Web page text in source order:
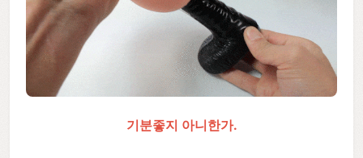
기분좋지 아니한가.